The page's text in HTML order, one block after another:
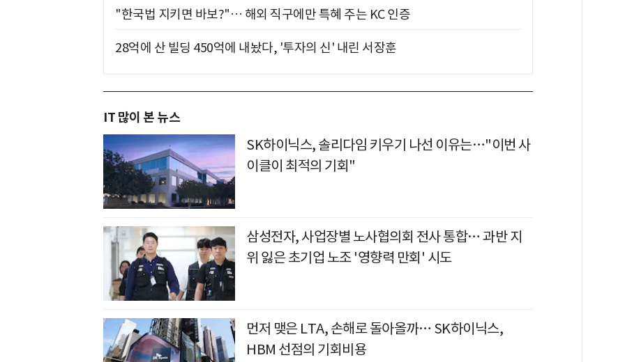
"한국법 지키면 바보?"… 해외 직구에만 특혜 주는 KC 인증
28억에 산 빌딩 450억에 내놨다, '투자의 신' 내린 서장훈
IT 많이 본 뉴스
SK하이닉스, 솔리다임 키우기 나선 이유는…"이번 사
이클이 최적의 기회"
삼성전자, 사업장별 노사협의회 전사 통합… 과반 지
위 잃은 초기업 노조 '영향력 만회' 시도
먼저 맺은 LTA, 손해로 돌아올까… SK하이닉스,
HBM 선점의 기회비용